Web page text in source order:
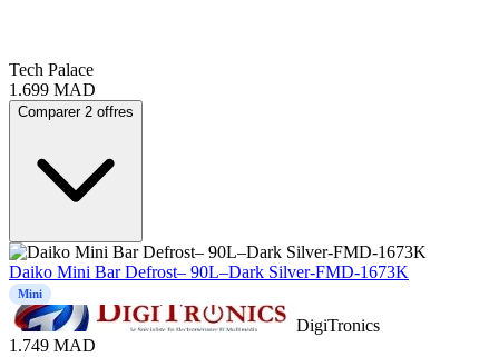
Tech Palace
1.699 MAD
Comparer 2 offres
Daiko Mini Bar Defrost– 90L–Dark Silver-FMD-1673K
Mini
DigiTronics
1.749 MAD